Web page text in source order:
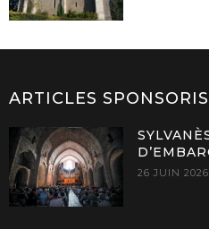
ARTICLES
26 JUIN 2026